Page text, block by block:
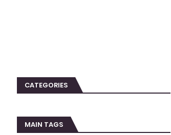
CATEGORIES
MAIN TAGS